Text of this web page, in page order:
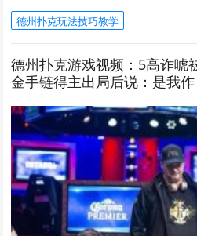
德州扑克玩法技巧教学
德州扑克游戏视频：5高诈唬
金手链得主出局后说：是我作